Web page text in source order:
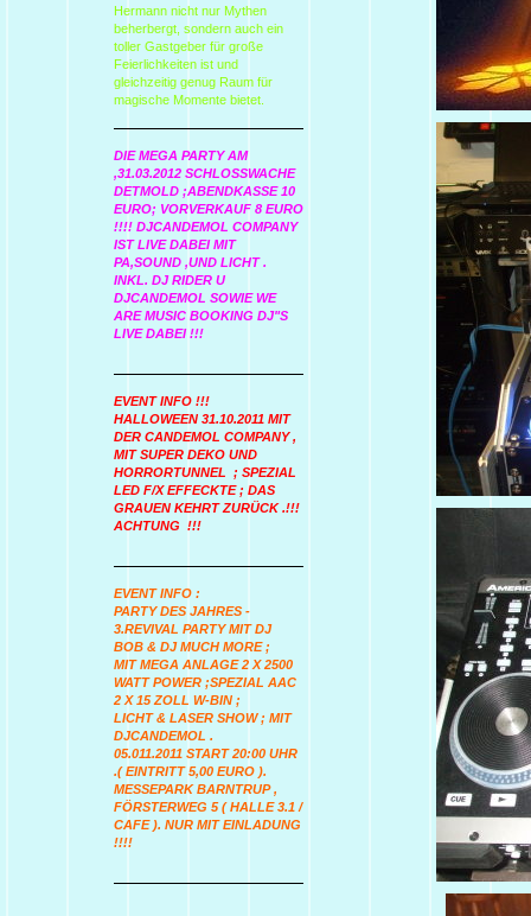
Hermann nicht nur Mythen
beherbergt, sondern auch ein
toller Gastgeber für große
Feierlichkeiten ist und
gleichzeitig genug Raum für
magische Momente bietet.
DIE MEGA PARTY AM
,31.03.2012 SCHLOSSWACHE
DETMOLD ;ABENDKASSE 10
EURO; VORVERKAUF 8 EURO
!!!! DJCANDEMOL COMPANY
IST LIVE DABEI MIT
PA,SOUND ,UND LICHT .
INKL. DJ RIDER U
DJCANDEMOL SOWIE WE
ARE MUSIC BOOKING DJ"S
LIVE DABEI !!!
EVENT INFO !!!
HALLOWEEN 31.10.2011 MIT
DER CANDEMOL COMPANY ,
MIT SUPER DEKO UND
HORRORTUNNEL ; SPEZIAL
LED F/X EFFECKTE ; DAS
GRAUEN KEHRT ZURÜCK .!!!
ACHTUNG !!!
EVENT INFO :
PARTY DES JAHRES -
3.REVIVAL PARTY MIT DJ
BOB & DJ MUCH MORE ;
MIT MEGA ANLAGE 2 X 2500
WATT POWER ;SPEZIAL AAC
2 X 15 ZOLL W-BIN ;
LICHT & LASER SHOW ; MIT
DJCANDEMOL .
05.011.2011 START 20:00 UHR
.( EINTRITT 5,00 EURO ).
MESSEPARK BARNTRUP ,
FÖRSTERWEG 5 ( HALLE 3.1 /
CAFE ). NUR MIT EINLADUNG
!!!!